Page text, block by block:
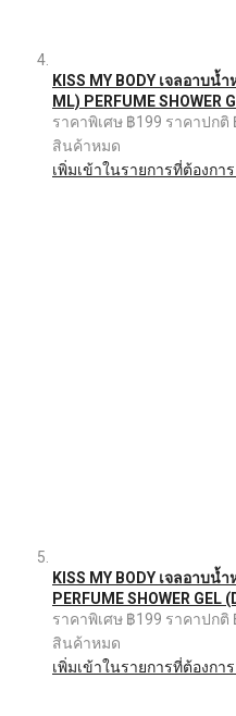
KISS MY BODY เจลอาบ
ML) PERFUME SHOWER
ราคาพิเศษ ฿199 ราคาปกติ
สินค้าหมด
เพิ่มเข้าในรายการที่ต้องการ
KISS MY BODY เจลอาบ
PERFUME SHOWER GEL
ราคาพิเศษ ฿199 ราคาปกติ
สินค้าหมด
เพิ่มเข้าในรายการที่ต้องการ